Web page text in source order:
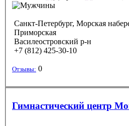
Санкт-Петербург, Морская
Приморская
Василеостровский р-н
+7 (812) 425-30-10
Отзывы: 0
Гимнастический центр